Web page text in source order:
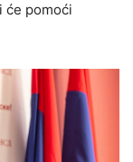
će pomoći